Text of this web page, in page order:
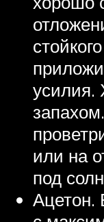
усилия.
или на
под
Ацетон.